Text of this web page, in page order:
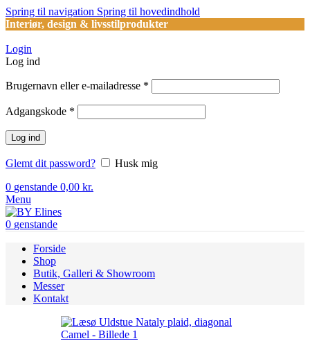
Spring til navigation Spring til hovedindhold
Interiør, design & livsstilprodukter
Login
Log ind
Brugernavn eller e-mailadresse *
Adgangskode *
Log ind
Glemt dit password?
Husk mig
0 genstande 0,00 kr.
Menu
0 genstande
Forside
Shop
Butik, Galleri & Showroom
Messer
Kontakt